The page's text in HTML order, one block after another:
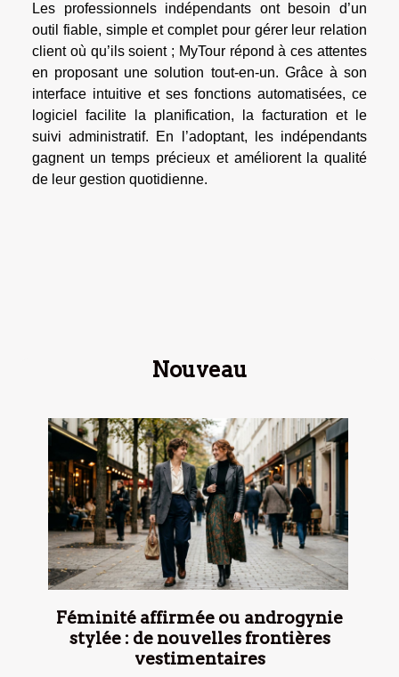
Les professionnels indépendants ont besoin d’un
outil fiable, simple et complet pour gérer leur relation
client où qu’ils soient ; MyTour répond à ces attentes
en proposant une solution tout-en-un. Grâce à son
interface intuitive et ses fonctions automatisées, ce
logiciel facilite la planification, la facturation et le
suivi administratif. En l’adoptant, les indépendants
gagnent un temps précieux et améliorent la qualité
de leur gestion quotidienne.
Nouveau
Féminité affirmée ou androgynie
stylée : de nouvelles frontières
vestimentaires